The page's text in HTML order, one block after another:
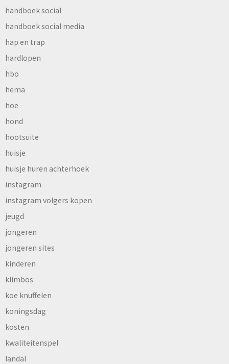
handboek social
handboek social media
hap en trap
hardlopen
hbo
hema
hoe
hond
hootsuite
huisje
huisje huren achterhoek
instagram
instagram volgers kopen
jeugd
jongeren
jongeren sites
kinderen
klimbos
koe knuffelen
koningsdag
kosten
kwaliteitenspel
landal